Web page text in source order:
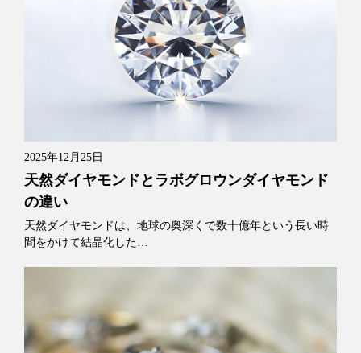
2025年12月25日
天然ダイヤモンドとラボグロウンダイヤモンド
の違い
天然ダイヤモンドは、地球の奥深くで数十億年という長い時
間をかけて結晶化した…